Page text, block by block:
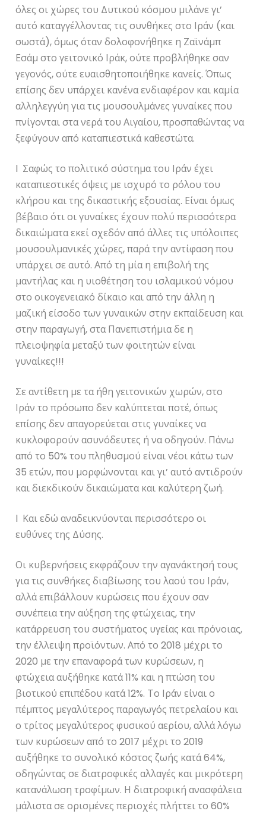
όλες οι χώρες του Δυτικού κόσμου μιλάνε γι’
αυτό καταγγέλλοντας τις συνθήκες στο Ιράν (και
σωστά), όμως όταν δολοφονήθηκε η Ζαϊνάμπ
Εσάμ στο γειτονικό Ιράκ, ούτε προβλήθηκε σαν
γεγονός, ούτε ευαισθητοποιήθηκε κανείς. Όπως
επίσης δεν υπάρχει κανένα ενδιαφέρον και καμία
αλληλεγγύη για τις μουσουλμάνες γυναίκες που
πνίγονται στα νερά του Αιγαίου, προσπαθώντας να
ξεφύγουν από καταπιεστικά καθεστώτα.
l Σαφώς το πολιτικό σύστημα του Ιράν έχει
καταπιεστικές όψεις με ισχυρό το ρόλου του
κλήρου και της δικαστικής εξουσίας. Είναι όμως
βέβαιο ότι οι γυναίκες έχουν πολύ περισσότερα
δικαιώματα εκεί σχεδόν από άλλες τις υπόλοιπες
μουσουλμανικές χώρες, παρά την αντίφαση που
υπάρχει σε αυτό. Από τη μία η επιβολή της
μαντήλας και η υιοθέτηση του ισλαμικού νόμου
στο οικογενειακό δίκαιο και από την άλλη η
μαζική είσοδο των γυναικών στην εκπαίδευση και
στην παραγωγή, στα Πανεπιστήμια δε η
πλειοψηφία μεταξύ των φοιτητών είναι
γυναίκες!!!
Σε αντίθετη με τα ήθη γειτονικών χωρών, στο
Ιράν το πρόσωπο δεν καλύπτεται ποτέ, όπως
επίσης δεν απαγορεύεται στις γυναίκες να
κυκλοφορούν ασυνόδευτες ή να οδηγούν. Πάνω
από το 50% του πληθυσμού είναι νέοι κάτω των
35 ετών, που μορφώνονται και γι’ αυτό αντιδρούν
και διεκδικούν δικαιώματα και καλύτερη ζωή.
l Και εδώ αναδεικνύονται περισσότερο οι
ευθύνες της Δύσης.
Οι κυβερνήσεις εκφράζουν την αγανάκτησή τους
για τις συνθήκες διαβίωσης του λαού του Ιράν,
αλλά επιβάλλουν κυρώσεις που έχουν σαν
συνέπεια την αύξηση της φτώχειας, την
κατάρρευση του συστήματος υγείας και πρόνοιας,
την έλλειψη προϊόντων. Από το 2018 μέχρι το
2020 με την επαναφορά των κυρώσεων, η
φτώχεια αυξήθηκε κατά 11% και η πτώση του
βιοτικού επιπέδου κατά 12%. Το Ιράν είναι ο
πέμπτος μεγαλύτερος παραγωγός πετρελαίου και
ο τρίτος μεγαλύτερος φυσικού αερίου, αλλά λόγω
των κυρώσεων από το 2017 μέχρι το 2019
αυξήθηκε το συνολικό κόστος ζωής κατά 64%,
οδηγώντας σε διατροφικές αλλαγές και μικρότερη
κατανάλωση τροφίμων. Η διατροφική ανασφάλεια
μάλιστα σε ορισμένες περιοχές πλήττει το 60%